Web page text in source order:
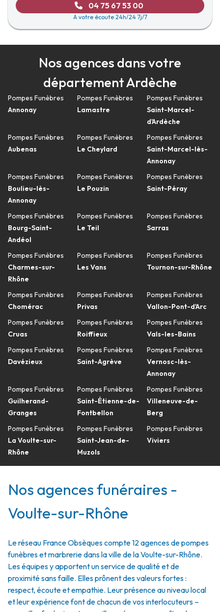
04 75 67 53 00
A votre écoute 24h/24 7j/7
Nos agences dans votre
département Ardèche
Pompes Funèbres
Annonay
Pompes Funèbres
Aubenas
Pompes Funèbres
Boulieu-lès-
Annonay
Pompes Funèbres
Bourg-Saint-
Andéol
Pompes Funèbres
Charmes-sur-
Rhône
Pompes Funèbres
Chomérac
Pompes Funèbres
Cruas
Pompes Funèbres
Davézieux
Pompes Funèbres
Guilherand-
Granges
Pompes Funèbres
La Voulte-sur-
Rhône
Pompes Funèbres
Lamastre
Pompes Funèbres
Le Cheylard
Pompes Funèbres
Le Pouzin
Pompes Funèbres
Le Teil
Pompes Funèbres
Les Vans
Pompes Funèbres
Privas
Pompes Funèbres
Roiffieux
Pompes Funèbres
Saint-Agrève
Pompes Funèbres
Saint-Étienne-de-
Fontbellon
Pompes Funèbres
Saint-Jean-de-
Muzols
Pompes Funèbres
Saint-Marcel-
d'Ardèche
Pompes Funèbres
Saint-Marcel-lès-
Annonay
Pompes Funèbres
Saint-Péray
Pompes Funèbres
Sarras
Pompes Funèbres
Tournon-sur-Rhône
Pompes Funèbres
Vallon-Pont-d'Arc
Pompes Funèbres
Vals-les-Bains
Pompes Funèbres
Vernosc-lès-
Annonay
Pompes Funèbres
Villeneuve-de-
Berg
Pompes Funèbres
Viviers
Nos agences funéraires -
Voulte-sur-Rhône
Le réseau France Obsèques compte 12 agences de pompes
funèbres et marbrerie dans la ville de la Voulte-sur-Rhône.
Les équipes y apportent un service de qualité et de
proximité sans faille. Elles prônent des valeurs fortes :
respect, écoute et empathie. Leur présence au niveau local
et leur expérience font de chacun de vos interlocuteurs –